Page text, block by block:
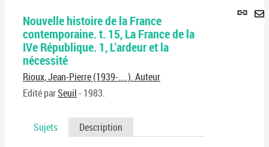
Lien
Nouvelle histoire de la France
contemporaine. t. 15, La France de la
IVe République. 1, L'ardeur et la
nécessité
Rioux, Jean-Pierre (1939-....). Auteur
Edité parSeuil- 1983.
Sujets Description